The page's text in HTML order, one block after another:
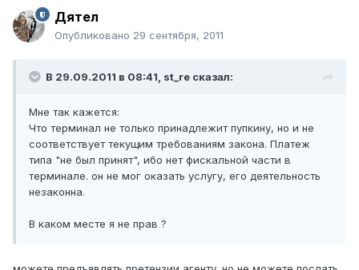
Дятел
Опубликовано 29 сентября, 2011
В 29.09.2011 в 08:41, st_re сказал:
Мне так кажется:
Что терминал не только принадлежит пупкину, но и не
соответствует текущим требованиям закона. Платеж
типа "не был принят", ибо нет фискальной части в
терминале. он не мог оказать услугу, его деятельность
незаконна.
В каком месте я не прав ?